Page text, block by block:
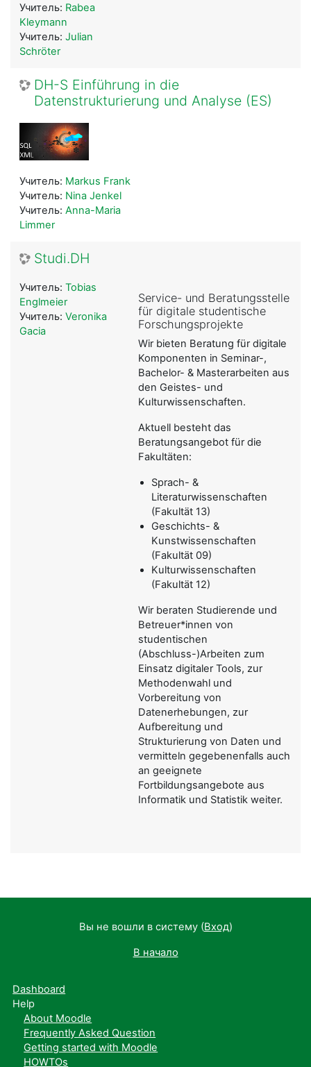
Учитель: Rabea
Kleymann
Учитель: Julian
Schröter
DH-S Einführung in die
Datenstrukturierung und Analyse (ES)
Учитель: Markus Frank
Учитель: Nina Jenkel
Учитель: Anna-Maria
Limmer
Studi.DH
Service- und Beratungsstelle
für digitale studentische
Forschungsprojekte
Wir bieten Beratung für digitale
Komponenten in Seminar-,
Bachelor- & Masterarbeiten aus
den Geistes- und
Kulturwissenschaften.
Aktuell besteht das
Beratungsangebot für die
Fakultäten:
Sprach- &
Literaturwissenschaften
(Fakultät 13)
Geschichts- &
Kunstwissenschaften
(Fakultät 09)
Kulturwissenschaften
(Fakultät 12)
Wir beraten Studierende und
Betreuer*innen von
studentischen
(Abschluss-)Arbeiten zum
Einsatz digitaler Tools, zur
Methodenwahl und
Vorbereitung von
Datenerhebungen, zur
Aufbereitung und
Strukturierung von Daten und
vermitteln gegebenenfalls auch
an geeignete
Fortbildungsangebote aus
Informatik und Statistik weiter.
Учитель: Tobias
Englmeier
Учитель: Veronika
Gacia
Вы не вошли в систему (Вход)
В начало
Dashboard
Help
About Moodle
Frequently Asked Question
Getting started with Moodle
HOWTOs